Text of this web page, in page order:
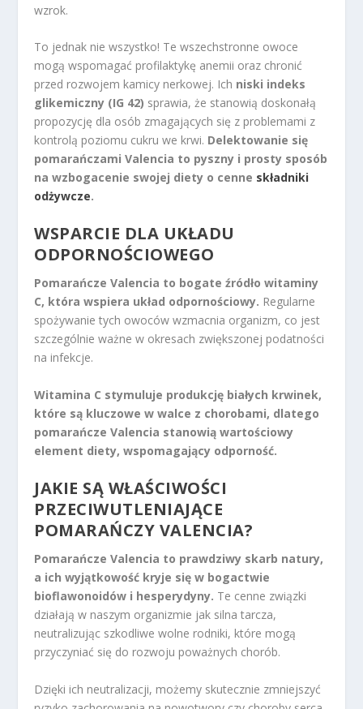
wzrok.
To jednak nie wszystko! Te wszechstronne owoce
mogą wspomagać profilaktykę anemii oraz chronić
przed rozwojem kamicy nerkowej. Ich niski indeks
glikemiczny (IG 42) sprawia, że stanowią doskonałą
propozycję dla osób zmagających się z problemami z
kontrolą poziomu cukru we krwi. Delektowanie się
pomarańczami Valencia to pyszny i prosty sposób
na wzbogacenie swojej diety o cenne składniki
odżywcze.
WSPARCIE DLA UKŁADU
ODPORNOŚCIOWEGO
Pomarańcze Valencia to bogate źródło witaminy
C, która wspiera układ odpornościowy. Regularne
spożywanie tych owoców wzmacnia organizm, co jest
szczególnie ważne w okresach zwiększonej podatności
na infekcje.
Witamina C stymuluje produkcję białych krwinek,
które są kluczowe w walce z chorobami, dlatego
pomarańcze Valencia stanowią wartościowy
element diety, wspomagający odporność.
JAKIE SĄ WŁAŚCIWOŚCI
PRZECIWUTLENIAJĄCE
POMARAŃCZY VALENCIA?
Pomarańcze Valencia to prawdziwy skarb natury,
a ich wyjątkowość kryje się w bogactwie
bioflawonoidów i hesperydyny. Te cenne związki
działają w naszym organizmie jak silna tarcza,
neutralizując szkodliwe wolne rodniki, które mogą
przyczyniać się do rozwoju poważnych chorób.
Dzięki ich neutralizacji, możemy skutecznie zmniejszyć